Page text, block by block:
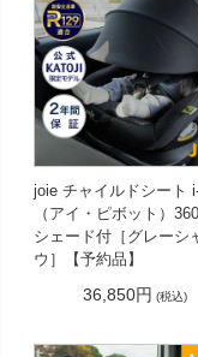
joie チャイルドシート
（アイ・ピボット）
シェード付［グレーシ
ウ］【予約品】
36,850円 (税込)